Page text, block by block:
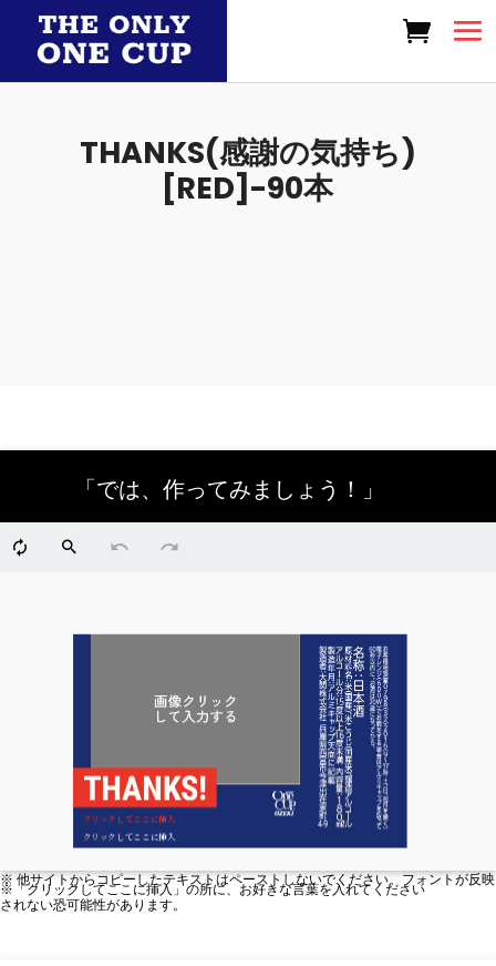
THANKS(感謝の気持ち)
[RED]-90本